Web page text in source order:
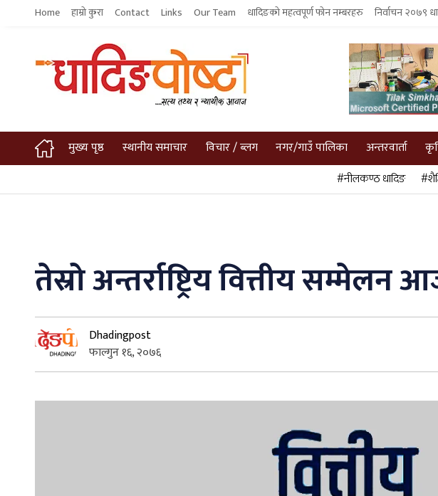
Home हाम्रो कुरा Contact Links Our Team धादिङको महत्वपूर्ण फोन नम्बरहरु निर्वाचन २०७९
मुख्य पृष्ठ स्थानीय समाचार विचार / ब्लग नगर/गाउँ पालिका अन्तरवार्ता
#नीलकण्ठ धादिङ
तेस्रो अन्तर्राष्ट्रिय वित्तीय
Dhadingpost
फाल्गुन १६, २०७६